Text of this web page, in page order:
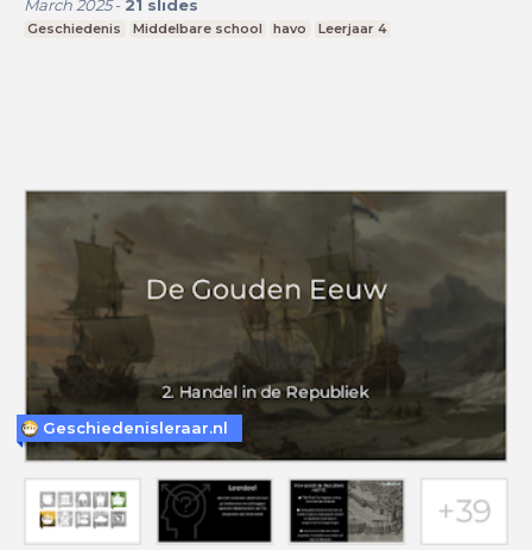
March 2025- 21 slides
Geschiedenis Middelbare school havo Leerjaar 4
Geschiedenisleraar.nl